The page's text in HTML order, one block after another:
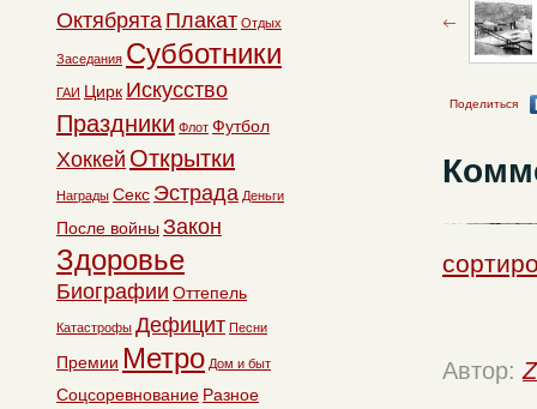
Поделиться
Автор:
Октябрята Плакат Отдых
Заседания Субботники
ГАИ Цирк Искусство
Праздники Флот Футбол
Хоккей Открытки
Награды Секс Эстрада Деньги
После войны Закон
Здоровье
Биографии Оттепель
Катастрофы Дефицит Песни
Премии Метро Дом и быт
Соцсоревнование Разное